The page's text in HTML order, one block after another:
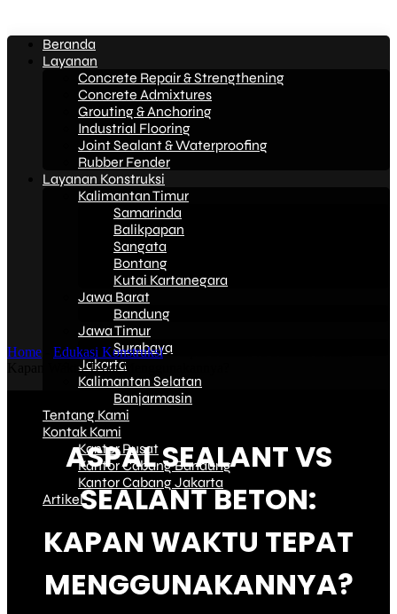
Beranda
Layanan
Concrete Repair & Strengthening
Concrete Admixtures
Grouting & Anchoring
Industrial Flooring
Joint Sealant & Waterproofing
Rubber Fender
Layanan Konstruksi
Kalimantan Timur
Samarinda
Balikpapan
Sangata
Bontang
Kutai Kartanegara
Jawa Barat
Bandung
Jawa Timur
Surabaya
Jakarta
Kalimantan Selatan
Banjarmasin
Tentang Kami
Kontak Kami
Kantor Pusat
Kantor Cabang Bandung
Kantor Cabang Jakarta
Artikel
Home Edukasi Konstruksi-
Kapan Waktu Tepat Menggunakannya?
ASPAL SEALANT VS
SEALANT BETON:
KAPAN WAKTU TEPAT
MENGGUNAKANNYA?